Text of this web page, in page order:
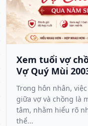
Xem tuổi vợ
Vợ Quý Mùi
Trong hôn nhân,
giữa vợ và chồng là
tâm, nhằm hiểu rõ
thể...